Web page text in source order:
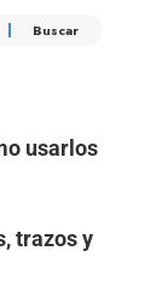
usarlos
trazos y